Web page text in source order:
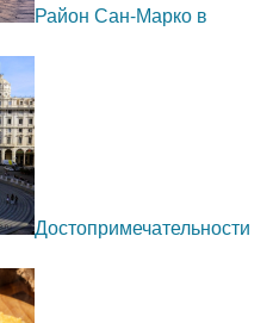
Район Сан-Марко в
Достопримечательности